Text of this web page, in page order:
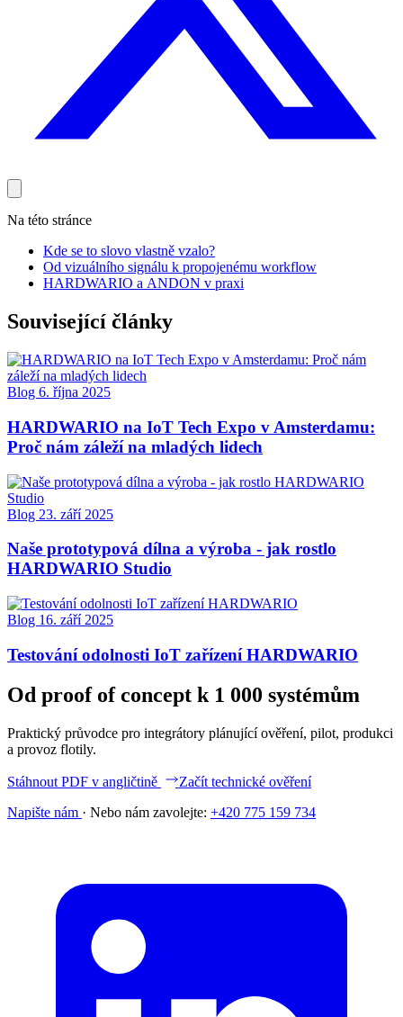
Na této stránce
Kde se to slovo vlastně vzalo?
Od vizuálního signálu k propojenému workflow
HARDWARIO a ANDON v praxi
Související články
Blog 6. října 2025
HARDWARIO na IoT Tech Expo v Amsterdamu:
Proč nám záleží na mladých lidech
Blog 23. září 2025
Naše prototypová dílna a výroba - jak rostlo
HARDWARIO Studio
Blog 16. září 2025
Testování odolnosti IoT zařízení HARDWARIO
Od proof of concept k 1 000 systémům
Praktický průvodce pro integrátory plánující ověření, pilot, produkci
a provoz flotily.
Stáhnout PDF v angličtině
Začít technické ověření
Napište nám · Nebo nám zavolejte: +420 775 159 734